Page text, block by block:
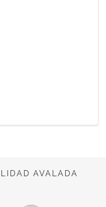
AVALADA